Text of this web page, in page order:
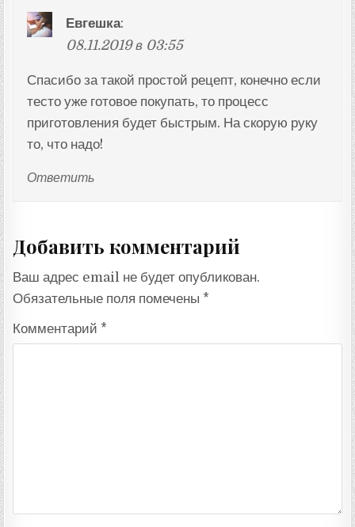
Евгешка:
08.11.2019 в 03:55
Спасибо за такой простой рецепт, конечно если
тесто уже готовое покупать, то процесс
приготовления будет быстрым. На скорую руку
то, что надо!
Ответить
Добавить комментарий
Ваш адрес email не будет опубликован.
Обязательные поля помечены *
Комментарий *